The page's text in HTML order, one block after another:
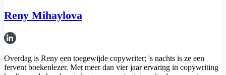
Reny Mihaylova
Overdag is Reny een toegewijde copywriter; 's nachts is ze een
fervent boekenlezer. Met meer dan vier jaar ervaring in copywriting